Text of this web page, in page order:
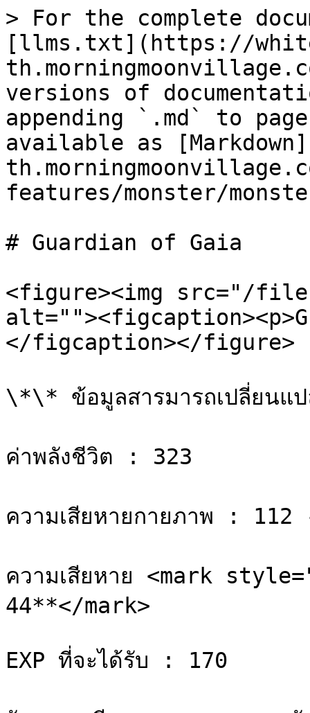
> For the complete
[llms.txt](https://
versions of
appending `.md` to
available as
features/monster/
# Guardian of Gaia
<figure><img src="/files/
</figcaption></figure>
\*\* ข้อมูลสารมารถเปลี่ยนแป
ค่าพลังชีวิต : 323
ความเสียหายกายภาพ :
ความเสียหาย <mark
44**</mark>
EXP ที่จะได้รับ : 170